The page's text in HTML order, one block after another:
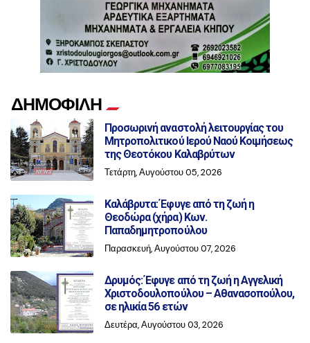
ΔΗΜΟΦΙΛΗ
Προσωρινή αναστολή λειτουργίας του
Μητροπολιτικού Ιερού Ναού Κοιμήσεως
της Θεοτόκου Καλαβρύτων
Τετάρτη, Αυγούστου 05, 2026
Καλάβρυτα: Έφυγε από τη ζωή η
Θεοδώρα (χήρα) Κων.
Παπαδημητροπούλου
Παρασκευή, Αυγούστου 07, 2026
Δρυμός: Έφυγε από τη ζωή η Αγγελική
Χριστοδουλοπούλου – Αθανασοπούλου,
σε ηλικία 56 ετών
Δευτέρα, Αυγούστου 03, 2026